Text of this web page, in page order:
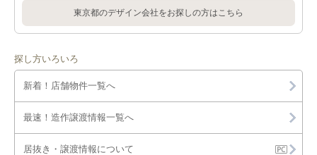
東京都のデザイン会社をお探しの方はこちら
探し方いろいろ
新着！店舗物件一覧へ
最速！造作譲渡情報一覧へ
居抜き・譲渡情報について